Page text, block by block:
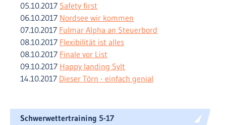
05.10.2017 Safety first
06.10.2017 Nordsee wir kommen
07.10.2017 Fulmar Alpha an Steuerbord
08.10.2017 Flexibilität ist alles
08.10.2017 Finale vor List
09.10.2017 Happy landing Sylt
14.10.2017 Dieser Törn - einfach genial
Schwerwettertraining 5-17